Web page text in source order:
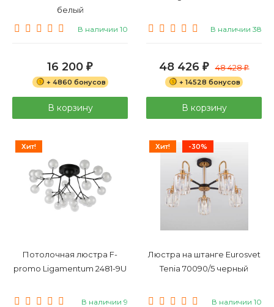
белый
В наличии 10
16 200 ₽
+ 4860 бонусов
В корзину
В наличии 38
48 426 ₽ 48 428₽
+ 14528 бонусов
В корзину
Хит!
Потолочная люстра F-
promo Ligamentum 2481-9U
В наличии 9
Хит! -30%
Люстра на штанге Eurosvet
Tenia 70090/5 черный
В наличии 10